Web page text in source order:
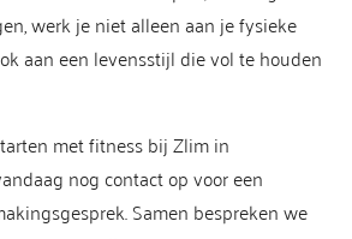
werk je niet alleen aan je fysieke
aan een levensstijl die vol te houden
met fitness bij Zlim in
nog contact op voor een
Samen bespreken we